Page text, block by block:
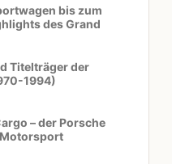
bis zum
des Grand
Titelträger der
1994)
– der Porsche
Motorsport